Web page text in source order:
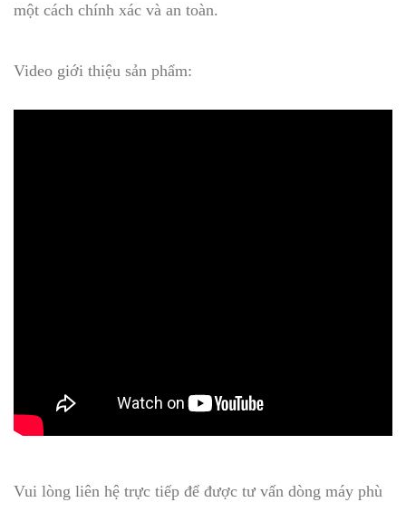
một cách chính xác và an toàn.
Video giới thiệu sản phẩm:
Vui lòng liên hệ trực tiếp để được tư vấn dòng máy phù